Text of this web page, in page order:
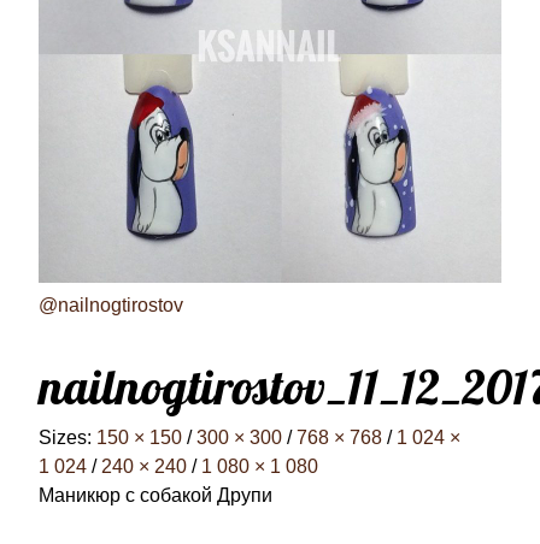
@nailnogtirostov
Sizes: 150 × 150 / 300 × 300 / 768 × 768 / 1 024 ×
1 024 / 240 × 240 / 1 080 × 1 080
Маникюр с собакой Друпи